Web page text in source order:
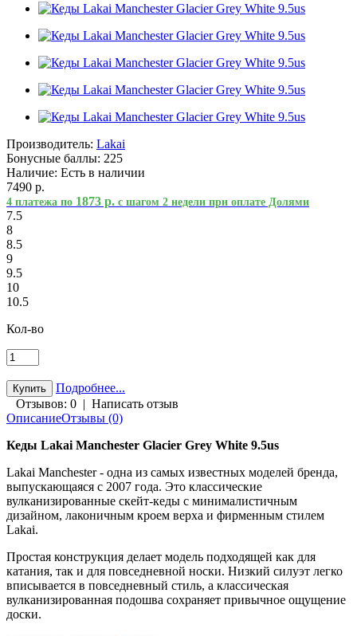
Производитель: Lakai
Бонусные баллы: 225
Наличие: Есть в наличии
7490 р.
4 платежа по 1873 р. с шагом 2 недели при оплате Долями
7.5
8
8.5
9
9.5
10
10.5
Кол-во
Подробнее...
Отзывов: 0 | Написать отзыв
ОписаниеОтзывы (0)
Кеды Lakai Manchester Glacier Grey White 9.5us
Lakai Manchester - одна из самых известных моделей бренда,
выпускающаяся с 2007 года. Это классические
вулканизированные скейт-кеды с минималистичным
дизайном, лаконичным кроем верха и фирменным стилем
Lakai.
Простая конструкция делает модель подходящей как для
катания, так и для повседневной носки. Низкий силуэт легко
вписывается в повседневный стиль, а классическая
вулканизированная подошва сохраняет привычное ощущение
доски.